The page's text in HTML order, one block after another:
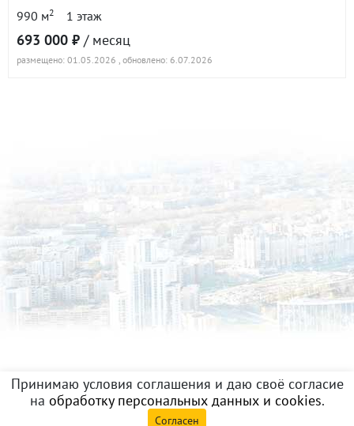
990 м2 1 этаж
693 000 ₽ / месяц
размещено: 01.05.2026 , обновлено: 6.07.2026
Принимаю условия соглашения и даю своё согласие
на обработку персональных данных и cookies.
Согласен